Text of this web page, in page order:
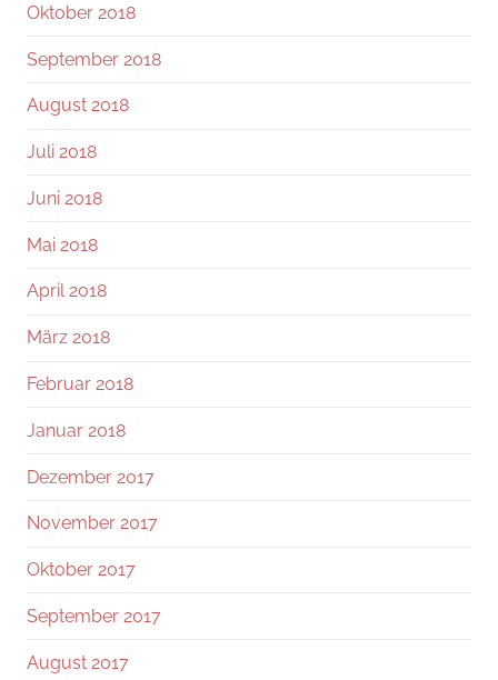
Oktober 2018
September 2018
August 2018
Juli 2018
Juni 2018
Mai 2018
April 2018
März 2018
Februar 2018
Januar 2018
Dezember 2017
November 2017
Oktober 2017
September 2017
August 2017